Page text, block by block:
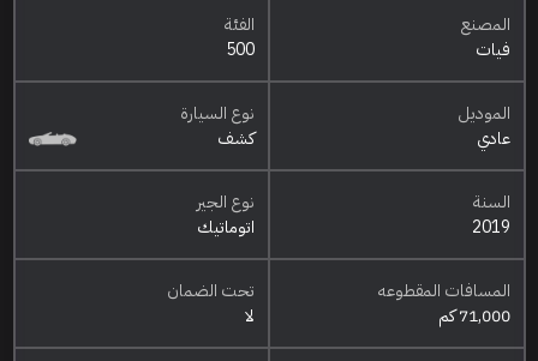
المصنع
فيات
الفئة
500
الموديل
عادي
نوع السيارة
كشف
السنة
2019
نوع الجير
اتوماتيك
المسافات المقطوعه
71,000 كم
تحت الضمان
لا